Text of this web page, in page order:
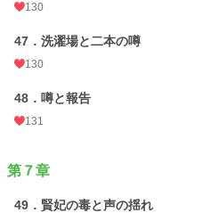
130
47．洗濯場と二本の噂
130
48．噂と報告
131
第７章
49．賢妃の毒と声の揺れ